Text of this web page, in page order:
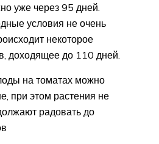
уже через 95 дней.
условия не очень
некоторое
доходящее до 110 дней.
на томатах можно
при этом растения не
радовать до